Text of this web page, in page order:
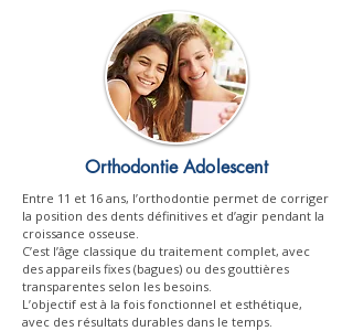
Orthodontie Adolescent
Entre 11 et 16 ans, l’orthodontie permet de corriger
la position des dents définitives et d’agir pendant la
croissance osseuse.
C’est l’âge classique du traitement complet, avec
des appareils fixes (bagues) ou des gouttières
transparentes selon les besoins.
L’objectif est à la fois fonctionnel et esthétique,
avec des résultats durables dans le temps.